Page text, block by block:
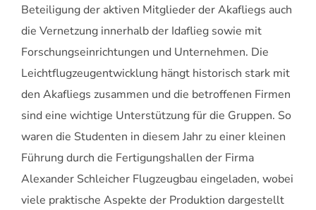
Beteiligung der aktiven Mitglieder der Akafliegs auch
die Vernetzung innerhalb der Idaflieg sowie mit
Forschungseinrichtungen und Unternehmen. Die
Leichtflugzeugentwicklung hängt historisch stark mit
den Akafliegs zusammen und die betroffenen Firmen
sind eine wichtige Unterstützung für die Gruppen. So
waren die Studenten in diesem Jahr zu einer kleinen
Führung durch die Fertigungshallen der Firma
Alexander Schleicher Flugzeugbau eingeladen, wobei
viele praktische Aspekte der Produktion dargestellt